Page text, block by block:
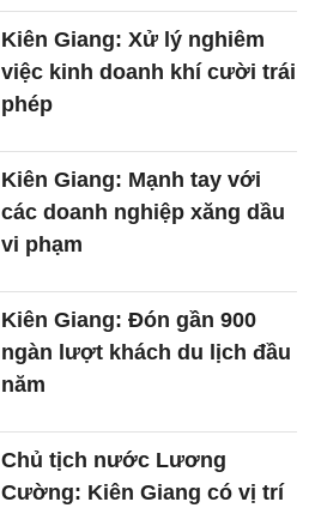
Kiên Giang: Xử lý nghiêm
việc kinh doanh khí cười trái
phép
Kiên Giang: Mạnh tay với
các doanh nghiệp xăng dầu
vi phạm
Kiên Giang: Đón gần 900
ngàn lượt khách du lịch đầu
năm
Chủ tịch nước Lương
Cường: Kiên Giang có vị trí